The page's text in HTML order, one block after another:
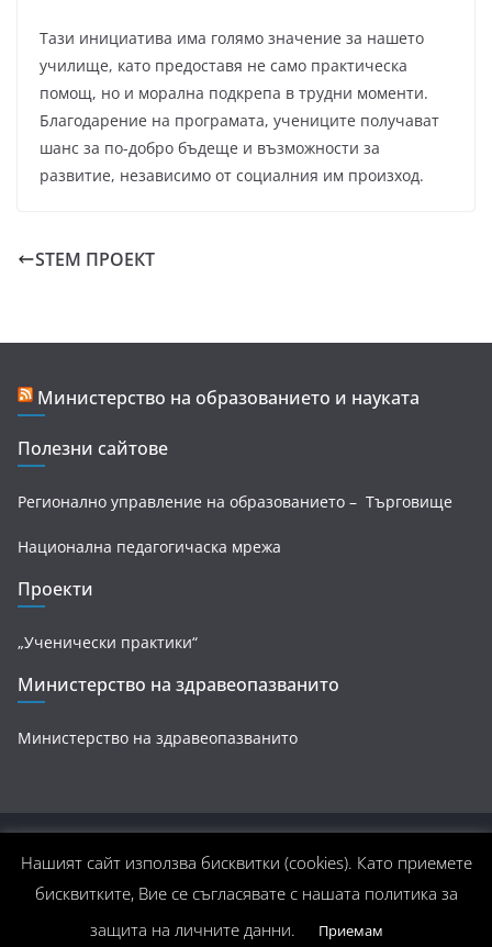
Тази инициатива има голямо значение за нашето
училище, като предоставя не само практическа
помощ, но и морална подкрепа в трудни моменти.
Благодарение на програмата, учениците получават
шанс за по-добро бъдеще и възможности за
развитие, независимо от социалния им произход.
STEM ПРОЕКТ
Министерство на образованието и науката
Полезни сайтове
Регионално управление на образованието – Търговище
Национална педагогичаска мрежа
Проекти
„Ученически практики“
Министерство на здравеопазванито
Министерство на здравеопазванито
транспорт и лека промишленост, гр. Омуртаг. Всички
права запазени.
ColorMag от ThemeGrill. Задвижван отWordPress
Нашият сайт използва бисквитки (cookies). Като приемете
бисквитките, Вие се съгласявате с нашата политика за
защита на личните данни.
Приемам